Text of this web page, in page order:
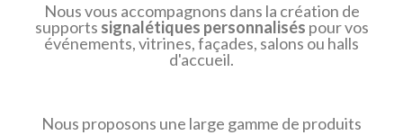
Nous vous accompagnons dans la création de
supports signalétiques personnalisés pour vos
événements, vitrines, façades, salons ou halls
d'accueil.
Nous proposons une large gamme de produits